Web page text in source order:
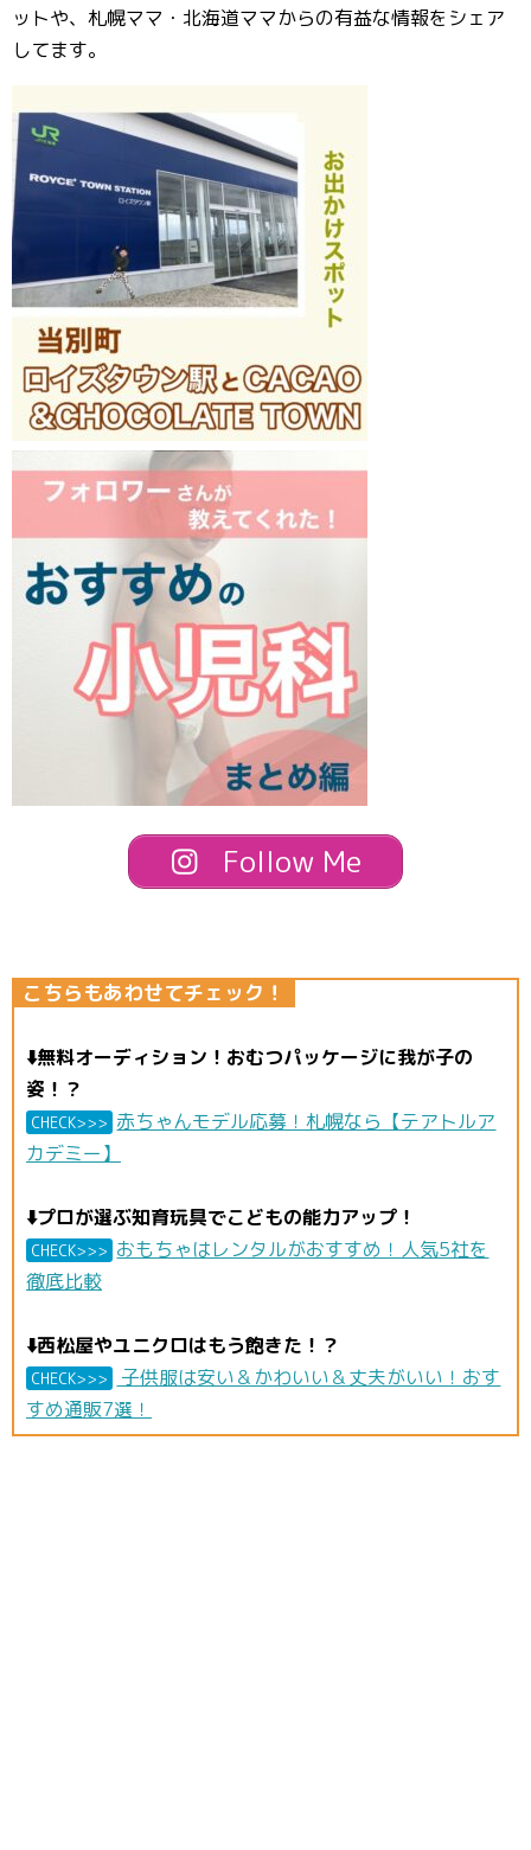
ットや、札幌ママ・北海道ママからの有益な情報をシェア
してます。
Follow Me
こちらもあわせてチェック！
⬇️無料オーディション！おむつパッケージに我が子の
姿！？
CHECK>>> 赤ちゃんモデル応募！札幌なら【テアトルア
カデミー】
⬇️プロが選ぶ知育玩具でこどもの能力アップ！
CHECK>>> おもちゃはレンタルがおすすめ！人気5社を
徹底比較
⬇️西松屋やユニクロはもう飽きた！？
CHECK>>>
子供服は安い＆かわいい＆丈夫がいい！おす
すめ通販7選！